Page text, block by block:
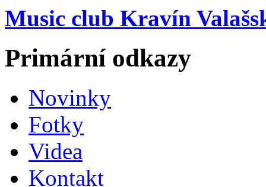
Music club Kravín
Primární odkazy
Novinky
Fotky
Videa
Kontakt